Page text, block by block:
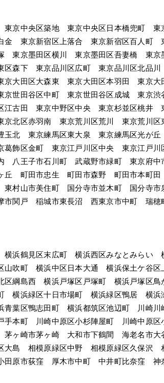
東京中央区築地　東京中央区日本橋兜町　
　東京新宿区上落合　東京新宿区百人町　
東京墨田区横川　東京墨田区吾妻橋　東京
森下　東京品川区広町　東京品川区北品川
大田区大森東　東京大田区本羽田　東京大
世田谷区中町　東京世田谷区成城　東京渋
古田　東京中野区中央　東京杉並区桃井　
京北区赤羽南　東京荒川区荒川　東京荒川区
北　東京練馬区東大泉　東京練馬区光が丘
飾区金町　東京江戸川区中央　東京江戸川
八王子市石川町　武蔵野市緑町　東京府中
丘　町田市忠生　町田市森野　町田市本町
村山市美住町　国分寺市並木町　国分寺市
関戸　稲城市東長沼　西東京市中町　瑞穂
横浜鶴見区末広町　横浜西区みなとみらい
吹町　横浜中区日本大通　横浜保土ケ谷区
綱島西　横浜戸塚区戸塚町　横浜戸塚区鳥
横浜緑区十日市場町　横浜緑区鴨居　横浜
葉区鴨志田町　横浜都筑区池辺町　川崎川
手本町　川崎中原区小杉陣屋町　川崎中原区
ヶ崎市茅ヶ崎　大和市下鶴間　海老名市大
大島　相模原緑区中野　相模原緑区久保沢
田原市荻窪　厚木市中町　中井町比奈窪　